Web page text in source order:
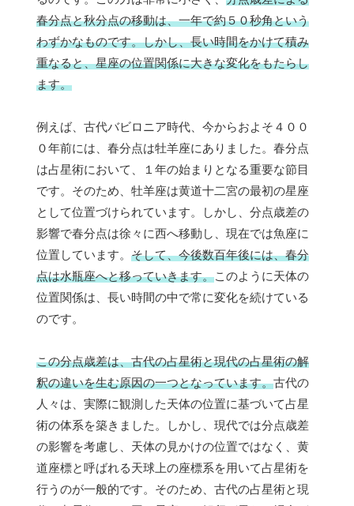
春分点と秋分点の移動は、一年で約５０秒角という
わずかなものです。しかし、長い時間をかけて積み
重なると、星座の位置関係に大きな変化をもたらし
ます。
例えば、古代バビロニア時代、今からおよそ４００
０年前には、春分点は牡羊座にありました。春分点
は占星術において、１年の始まりとなる重要な節目
です。そのため、牡羊座は黄道十二宮の最初の星座
として位置づけられています。しかし、分点歳差の
影響で春分点は徐々に西へ移動し、現在では魚座に
位置しています。 そして、今後数百年後には、春分
点は水瓶座へと移っていきます。このように天体の
位置関係は、長い時間の中で常に変化を続けている
のです。
この分点歳差は、古代の占星術と現代の占星術の解
釈の違いを生む原因の一つとなっています。古代の
人々は、実際に観測した天体の位置に基づいて占星
術の体系を築きました。しかし、現代では分点歳差
の影響を考慮し、天体の見かけの位置ではなく、黄
道座標と呼ばれる天球上の座標系を用いて占星術を
行うのが一般的です。そのため、古代の占星術と現